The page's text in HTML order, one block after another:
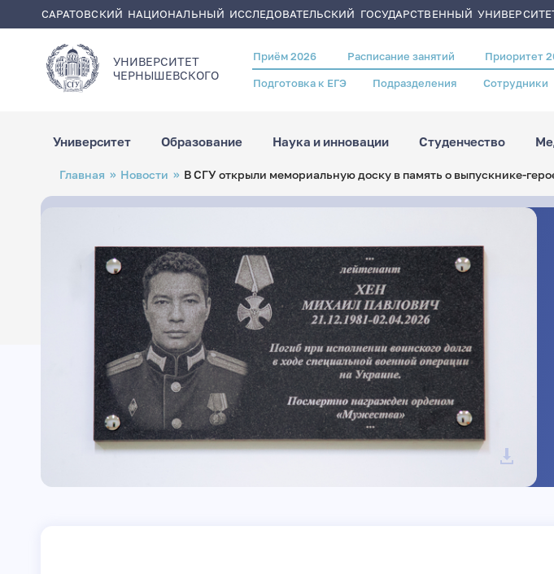
содержанию
САРАТОВСКИЙ НАЦИОНАЛЬНЫЙ ИССЛЕДОВАТЕЛЬСКИЙ ГОСУДАРСТВЕННЫЙ
УНИВЕРСИТЕТ
ЧЕРНЫШЕВСКОГO
Header
menu
Приём 2026 Расписание занятий Приоритет
Подготовка к ЕГЭ Подразделения Сотрудники
Университет Образование Наука и инновации Студенчество
Строка
навигации
Главная Новости В СГУ открыли мемориальную доску в память о выпускнике-